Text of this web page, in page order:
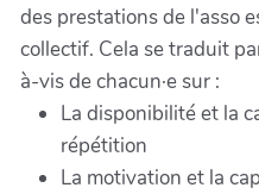
des prestations de l'asso
collectif. Cela se traduit
à-vis de chacun·e sur :
La disponibilité et la
répétition
La motivation et la